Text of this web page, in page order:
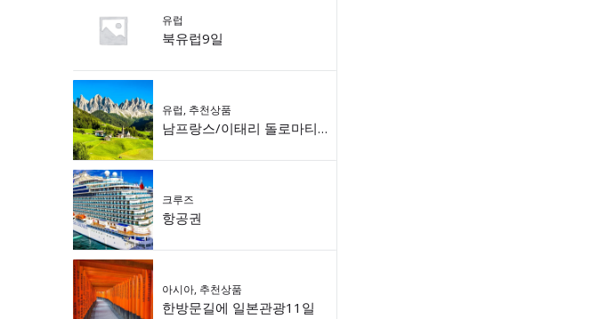
유럽
북유럽9일
유럽, 추천상품
남프랑스/이태리 돌로마티 9일
크루즈
항공권
아시아, 추천상품
한방문길에 일본관광11일